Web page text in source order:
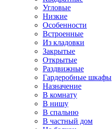
Угловые
Низкие
Особенности
Встроенные
Из кладовки
Закрытые
Открытые
Раздвижные
Гардеробные шкафы
Назначение
В комнату
В нишу
В спальню
В частный дом